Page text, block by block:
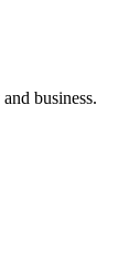
business.